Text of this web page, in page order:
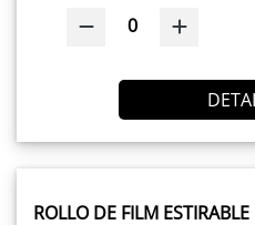
0
ROLLO DE FILM